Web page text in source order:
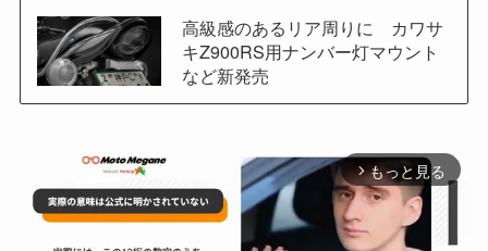
高級感のあるリア周りに カワサ
キZ900RS用ナンバー灯マウント
など新発売
arrow_forward_ios もっと見る